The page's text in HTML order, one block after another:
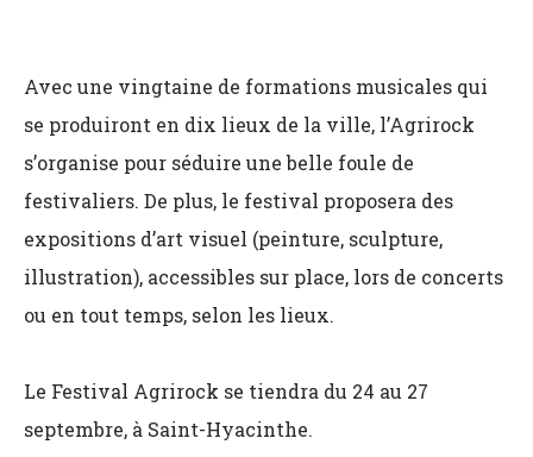
Avec une vingtaine de formations musicales qui
se produiront en dix lieux de la ville, l’Agrirock
s’organise pour séduire une belle foule de
festivaliers. De plus, le festival proposera des
expositions d’art visuel (peinture, sculpture,
illustration), accessibles sur place, lors de concerts
ou en tout temps, selon les lieux.
Le Festival Agrirock se tiendra du 24 au 27
septembre, à Saint-Hyacinthe.